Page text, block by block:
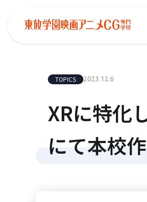
TOPICS 2023.12.6
XRに特化
にて本校